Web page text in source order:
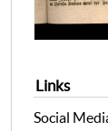
Links
Social